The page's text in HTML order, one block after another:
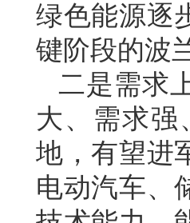
绿色能源逐
键阶段的波
二是需求
大、需求强
地，有望进
电动汽车、